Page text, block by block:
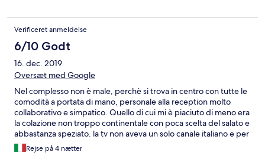
Verificeret anmeldelse
6/10 Godt
16. dec. 2019
Oversæt med Google
Nel complesso non è male, perchè si trova in centro con tutte le
comodità a portata di mano, personale alla reception molto
collaborativo e simpatico. Quello di cui mi è piaciuto di meno era
la colazione non troppo continentale con poca scelta del salato e
abbastanza speziato. la tv non aveva un solo canale italiano e per
finire quando ho prenotato ho letto da qualhe parte che
parlavano anche italiano,invece non era vero.
Rejse på 4 nætter